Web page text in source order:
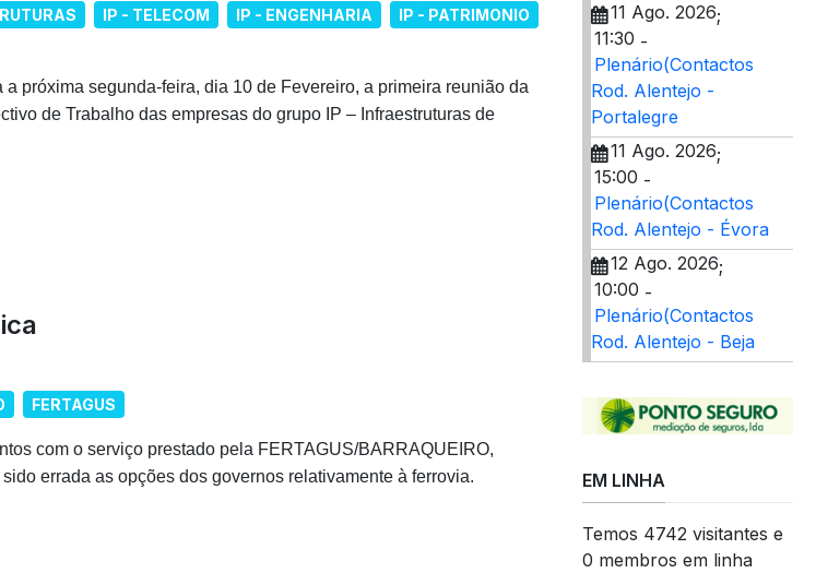
IP - TELECOM IP - ENGENHARIA
IP - PATRIMONIO
próxima segunda-feira, dia 10 de Fevereiro, a primeira reunião da
de Trabalho das empresas do grupo IP – Infraestruturas de
FERTAGUS
com o serviço prestado pela FERTAGUS/BARRAQUEIRO,
errada as opções dos governos relativamente à ferrovia.
11 Ago. 2026;
11:30 -
Plenário(Contactos
Rod. Alentejo -
Portalegre
11 Ago. 2026;
15:00 -
Plenário(Contactos
Rod. Alentejo - Évora
12 Ago. 2026;
10:00 -
Plenário(Contactos
Rod. Alentejo - Beja
EM LINHA
Temos 4742 visitantes e
0 membros em linha